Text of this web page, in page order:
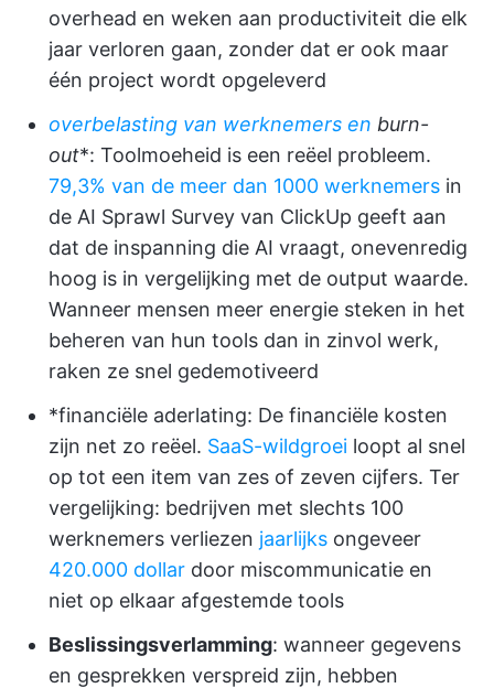
overhead en weken aan productiviteit die elk
jaar verloren gaan, zonder dat er ook maar
één project wordt opgeleverd
overbelasting van werknemers en burn-
out*: Toolmoeheid is een reëel probleem.
79,3% van de meer dan 1000 werknemers in
de AI Sprawl Survey van ClickUp geeft aan
dat de inspanning die AI vraagt, onevenredig
hoog is in vergelijking met de output waarde.
Wanneer mensen meer energie steken in het
beheren van hun tools dan in zinvol werk,
raken ze snel gedemotiveerd
*financiële aderlating: De financiële kosten
zijn net zo reëel. SaaS-wildgroei loopt al snel
op tot een item van zes of zeven cijfers. Ter
vergelijking: bedrijven met slechts 100
werknemers verliezen jaarlijks ongeveer
420.000 dollar door miscommunicatie en
niet op elkaar afgestemde tools
Beslissingsverlamming: wanneer gegevens
en gesprekken verspreid zijn, hebben